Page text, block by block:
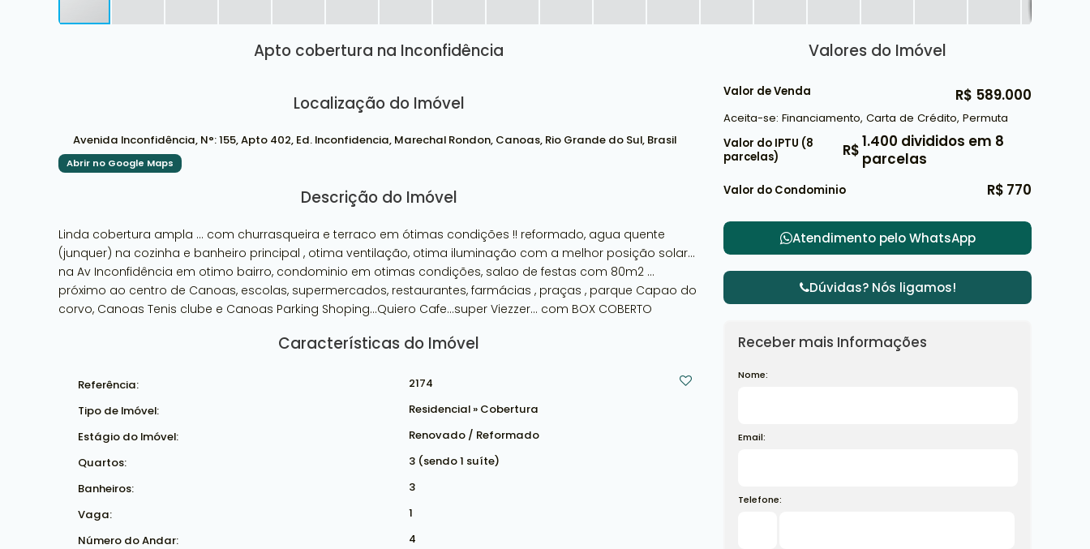
Apto cobertura na Inconfidência
Localização do Imóvel
Avenida Inconfidência, N°:155,Apto 402, Ed. Inconfidencia, Marechal Rondon, Canoas, Rio Grande do Sul, Brasil
Abrir no Google Maps
Descrição do Imóvel
Linda cobertura ampla ... com churrasqueira e terraco em ótimas condições !! reformado, agua quente
(junquer) na cozinha e banheiro principal , otima ventilação, otima iluminação com a melhor posição solar...
na Av Inconfidência em otimo bairro, condominio em otimas condições, salao de festas com 80m2 ...
próximo ao centro de Canoas, escolas, supermercados, restaurantes, farmácias , praças , parque Capao do
corvo, Canoas Tenis clube e Canoas Parking Shoping...Quiero Cafe...super Viezzer... com BOX COBERTO
Características do Imóvel
Referência:
2174
Tipo de Imóvel:
Residencial» Cobertura
Estágio do Imóvel:
Renovado / Reformado
Quartos:
3 (sendo 1 suíte)
Banheiros:
3
Vaga:
1
Número do Andar:
4
Valores do Imóvel
R$ 589.000
Valor de Venda
Aceita-se: Financiamento, Carta de Crédito, Permuta
Valor do IPTU (8
parcelas)
R$1.400 divididos em 8
parcelas
Valor do Condominio R$ 770
Atendimento peloWhatsApp
Dúvidas? Nós ligamos!
Receber mais Informações
Nome:
Email:
Telefone: